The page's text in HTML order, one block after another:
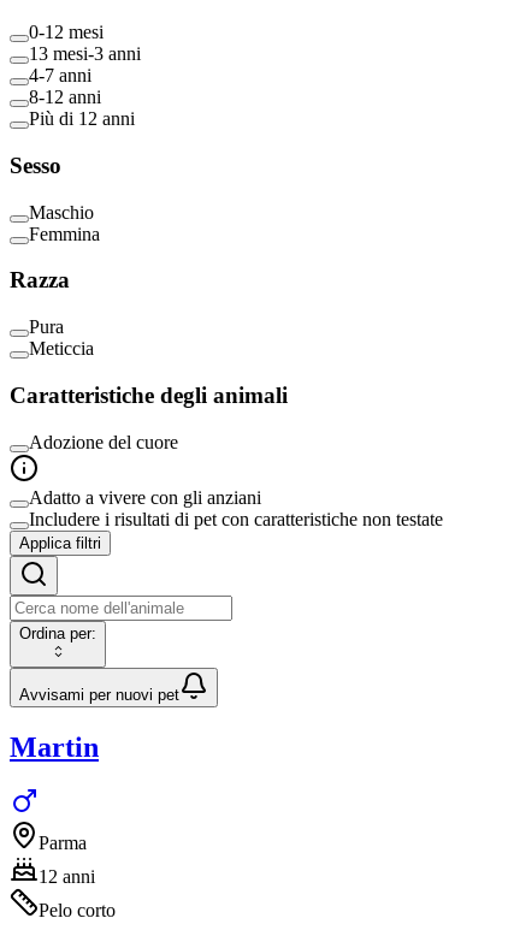
0-12 mesi
13 mesi-3 anni
4-7 anni
8-12 anni
Più di 12 anni
Sesso
Maschio
Femmina
Razza
Pura
Meticcia
Caratteristiche degli animali
Adozione del cuore
Adatto a vivere con gli anziani
Includere i risultati di pet con caratteristiche non testate
Applica filtri
Ordina per:
Avvisami per nuovi pet
Martin
Parma
12 anni
Pelo corto